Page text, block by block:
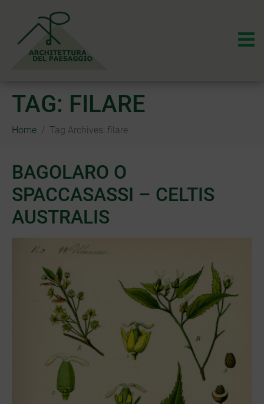
TAG: FILARE
Home Tag Archives: filare
BAGOLARO O
SPACCASASSI – CELTIS
AUSTRALIS